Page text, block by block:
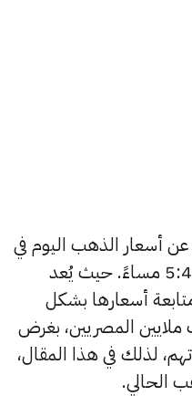
أسعار الذهب اليوم في
مصر الجمعة 1 مايو الساعة 5:40 مساءً. حيث يُعد
أسعارها بشكل
ملايين المصريين، بغرض
لذلك في هذا المقال،
الحالي.